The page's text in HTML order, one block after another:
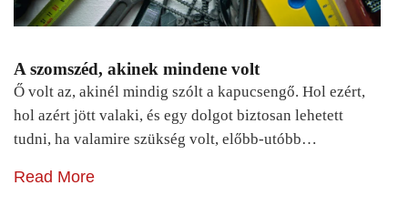
A szomszéd, akinek mindene volt
Ő volt az, akinél mindig szólt a kapucsengő. Hol ezért,
hol azért jött valaki, és egy dolgot biztosan lehetett
tudni, ha valamire szükség volt, előbb-utóbb…
Read More